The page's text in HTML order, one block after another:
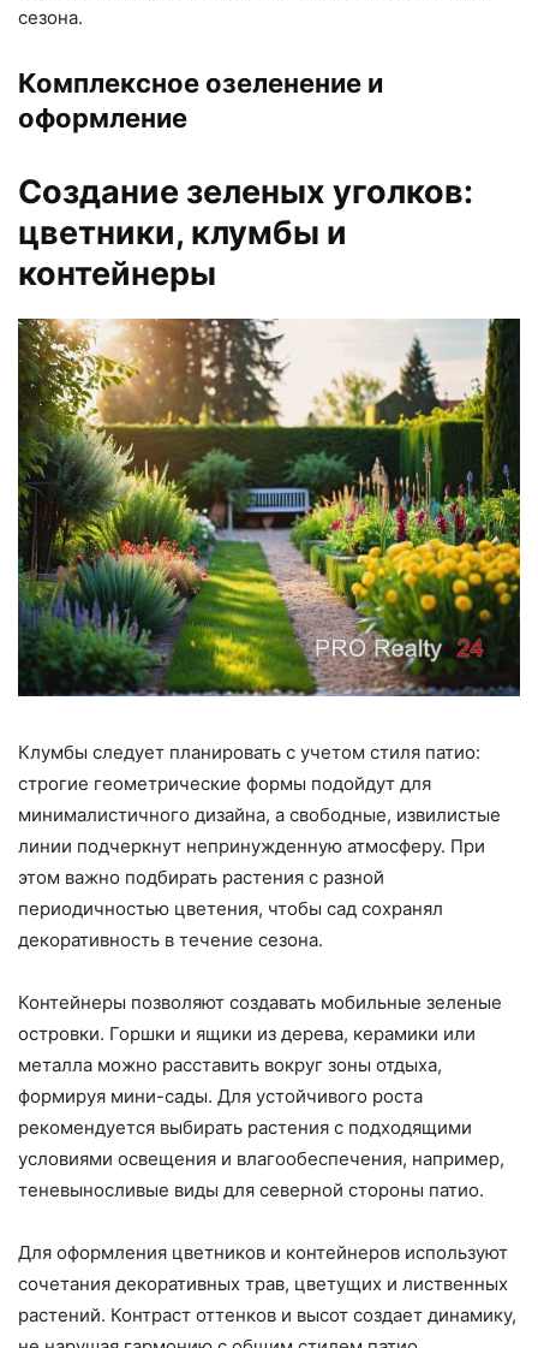
сезона.
Комплексное озеленение и
оформление
Создание зеленых уголков:
цветники, клумбы и
контейнеры
Клумбы следует планировать с учетом стиля патио:
строгие геометрические формы подойдут для
минималистичного дизайна, а свободные, извилистые
линии подчеркнут непринужденную атмосферу. При
этом важно подбирать растения с разной
периодичностью цветения, чтобы сад сохранял
декоративность в течение сезона.
Контейнеры позволяют создавать мобильные зеленые
островки. Горшки и ящики из дерева, керамики или
металла можно расставить вокруг зоны отдыха,
формируя мини-сады. Для устойчивого роста
рекомендуется выбирать растения с подходящими
условиями освещения и влагообеспечения, например,
теневыносливые виды для северной стороны патио.
Для оформления цветников и контейнеров используют
сочетания декоративных трав, цветущих и лиственных
растений. Контраст оттенков и высот создает динамику,